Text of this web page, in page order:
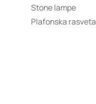
Stone lampe
Plafonska rasveta